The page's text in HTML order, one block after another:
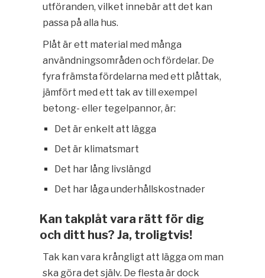
utföranden, vilket innebär att det kan
passa på alla hus.
Plåt är ett material med många
användningsområden och fördelar. De
fyra främsta fördelarna med ett plåttak,
jämfört med ett tak av till exempel
betong- eller tegelpannor, är:
Det är enkelt att lägga
Det är klimatsmart
Det har lång livslängd
Det har låga underhållskostnader
Kan takplåt vara rätt för dig
och ditt hus? Ja, troligtvis!
Tak kan vara krångligt att lägga om man
ska göra det själv. De flesta är dock